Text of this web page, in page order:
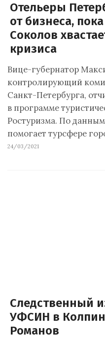
Отельеры
от бизнеса,
Соколов
кризиса
Вице-губернатор
контролирующий
Санкт-Петербурга,
в программе
Ростуризма. По
помогает турсфере
24/03/2021
Следственный
УФСИН в
Романов